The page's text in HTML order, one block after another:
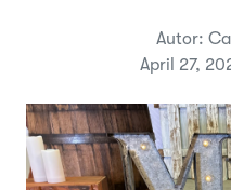
Autor:
April 27,